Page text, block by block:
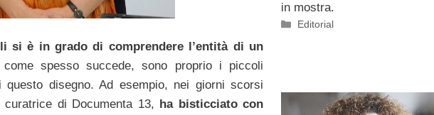
si è in grado di comprendere l’entità di un
spesso succede, sono proprio i piccoli
disegno. Ad esempio, nei giorni scorsi
curatrice di Documenta 13, ha bisticciato con
in mostra.
Categorie
Editorial